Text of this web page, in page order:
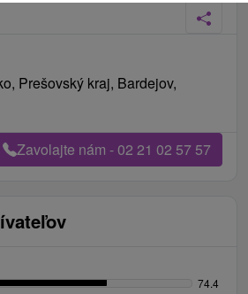
Prešovský kraj, Bardejov,
Zavolajte nám - 02 21 02 57 57
74.4